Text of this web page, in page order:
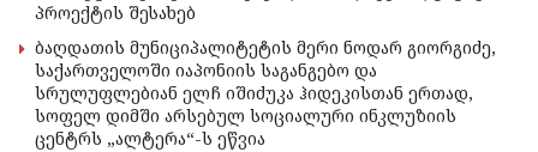
პროექტის შესახებ
ბაღდათის მუნიციპალიტეტის მერი ნოდარ გიორგიძე,
საქართველოში იაპონიის საგანგებო და
სრულუფლებიან ელჩ იშიძუკა ჰიდეკისთან ერთად,
სოფელ დიმში არსებულ სოციალური ინკლუზიის
ცენტრს „ალტერა“-ს ეწვია